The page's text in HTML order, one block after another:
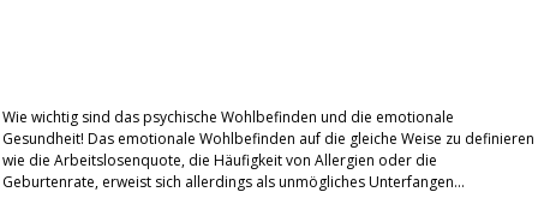
Wie wichtig sind das psychische Wohlbefinden und die emotionale
Gesundheit! Das emotionale Wohlbefinden auf die gleiche Weise zu definieren
wie die Arbeitslosenquote, die Häufigkeit von Allergien oder die
Geburtenrate, erweist sich allerdings als unmögliches Unterfangen...